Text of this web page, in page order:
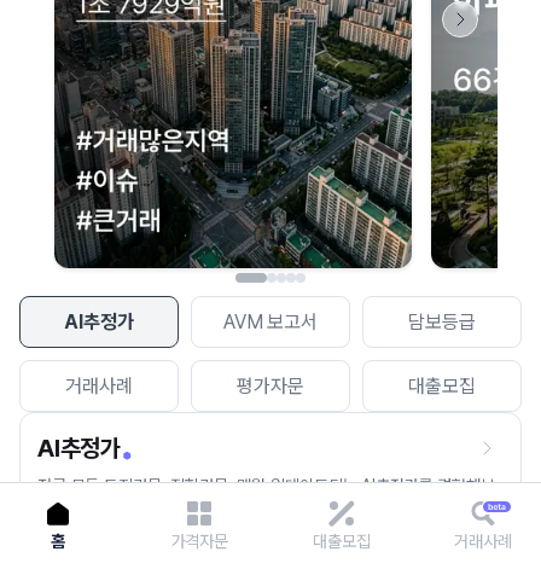
AI추정가 AVM 보고서 담보등급
거래사례 평가자문 대출모집
AI추정가
전국 모든 토지건물, 집합건물, 매월 업데이트되는 AI추정가를 경험해보
세요.
현재 네이버 지도 연결이 원활하지 않아 지도를 불러올 수 없습니다.
이용에 불편을 드려 죄송합니다.
다시 시도
홈 가격자문 대출모집 거래사례